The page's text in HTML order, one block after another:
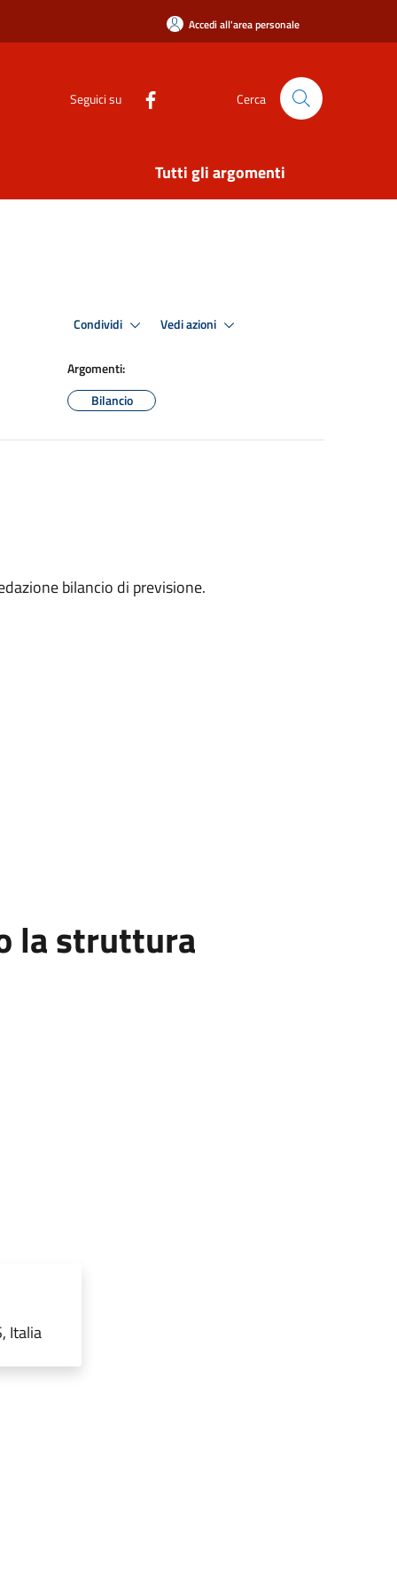
Accedi all'area personale
Seguici su Cerca
Tutti gli argomenti
Condividi Vedi azioni
Argomenti:
Bilancio
bilancio di previsione.
la struttura
Italia